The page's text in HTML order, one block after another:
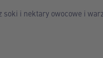
soki i nektary owocowe i